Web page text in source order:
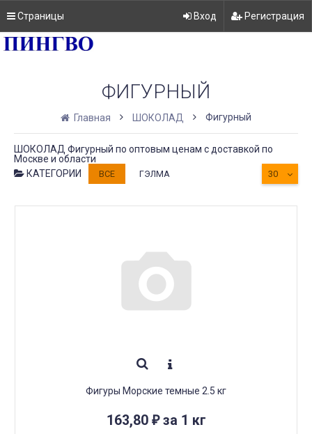
Страницы Вход Регистрация
ФИГУРНЫЙ
Главная ШОКОЛАД Фигурный
ШОКОЛАД Фигурный по оптовым ценам с доставкой по
Москве и области
КАТЕГОРИИ
ВСЕ ГЭЛМА 30
Фигуры Морские темные 2.5 кг
163,80 ₽за 1 кг